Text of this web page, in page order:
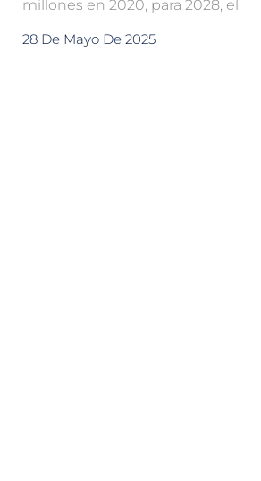
millones en 2020, para 2028, el
28 De Mayo De 2025